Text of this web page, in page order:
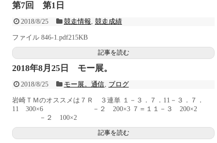
第7回 第1日
2018/8/25 競走情報, 競走成績
ファイル 846-1.pdf215KB
記事を読む
2018年8月25日 モー展。
2018/8/25 モー展。通信, ブログ
岩崎ＴＭのオススメは７Ｒ ３連単 １－３．７．11－３．７．
11 300×6 －２ 200×3 ７＝１１－３ 200×2
－２ 100×2
記事を読む